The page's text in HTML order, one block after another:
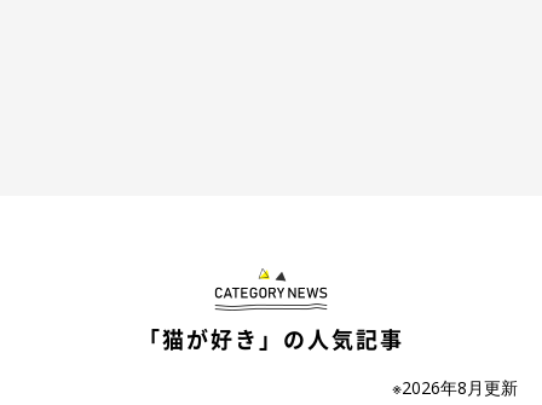
「猫が好き」の人気記事
※2026年8月更新